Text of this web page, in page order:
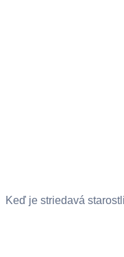
Keď je striedavá